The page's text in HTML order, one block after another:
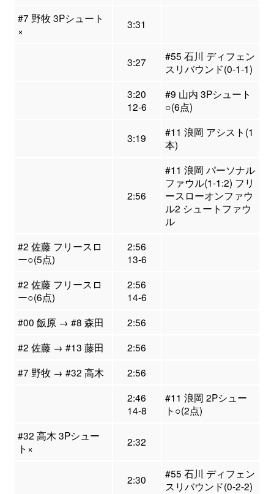
#7 野牧 3Pシュート
×
3:31
3:27
#55 石川 ディフェン
スリバウンド(0-1-1)
3:20
12-6
#9 山内 3Pシュート
○(6点)
3:19
#11 浪岡 アシスト(1
本)
2:56
#11 浪岡 パーソナル
ファウル(1-1:2) フリ
ースローオンファウ
ル2 シュートファウ
ル
#2 佐藤 フリースロ
ー○(5点)
2:56
13-6
#2 佐藤 フリースロ
ー○(6点)
2:56
14-6
#00 飯原 → #8 森田
2:56
#2 佐藤 → #13 藤田
2:56
#7 野牧 → #32 高木
2:56
2:46
14-8
#11 浪岡 2Pシュー
ト○(2点)
#32 高木 3Pシュー
ト×
2:32
2:30
#55 石川 ディフェン
スリバウンド(0-2-2)